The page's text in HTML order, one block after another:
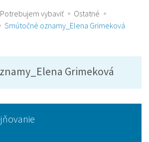
Potrebujem vybaviť
Ostatné
Smútočné oznamy_Elena Grimeková
Grimeková